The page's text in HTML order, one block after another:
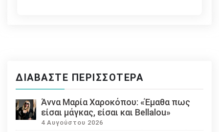
ΔΙΑΒΆΣΤΕ ΠΕΡΙΣΣΌΤΕΡΑ
Άννα Μαρία Χαροκόπου: «Έμαθα πως
είσαι μάγκας, είσαι και Bellalou»
4 Αυγούστου 2026